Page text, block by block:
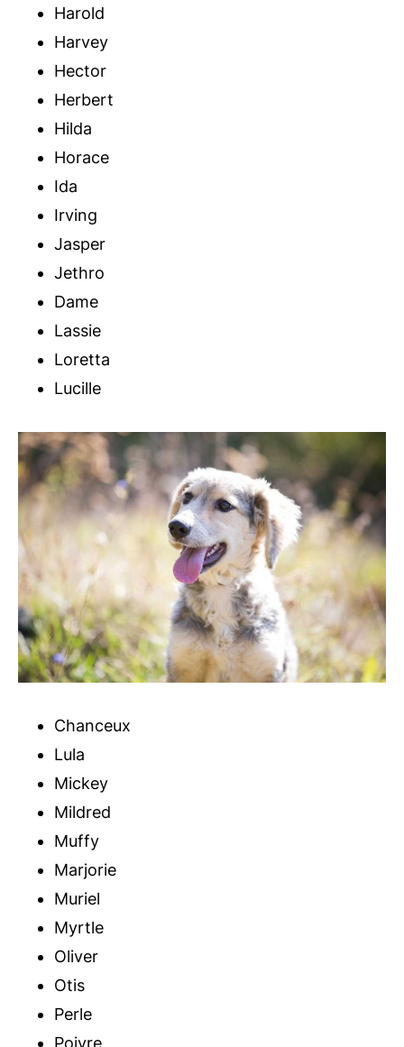
Harold
Harvey
Hector
Herbert
Hilda
Horace
Ida
Irving
Jasper
Jethro
Dame
Lassie
Loretta
Lucille
Chanceux
Lula
Mickey
Mildred
Muffy
Marjorie
Muriel
Myrtle
Oliver
Otis
Perle